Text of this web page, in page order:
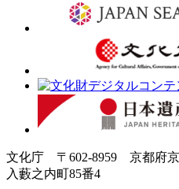
文化庁 〒602-8959 京都府
入藪之内町85番4